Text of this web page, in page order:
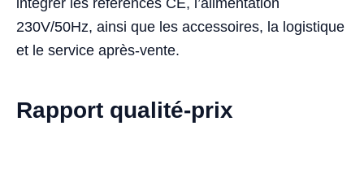
intégrer les références CE, l’alimentation
230V/50Hz, ainsi que les accessoires, la logistique
et le service après-vente.
Rapport qualité-prix